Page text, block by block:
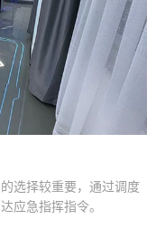
选择较重要，通过调度
应急指挥指令。